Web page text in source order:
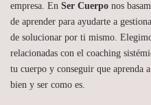
empresa. En Ser Cuerpo nos
de aprender para ayudarte a
de solucionar por ti mismo.
relacionadas con el coaching
tu cuerpo y conseguir que aprenda
bien y ser como es.